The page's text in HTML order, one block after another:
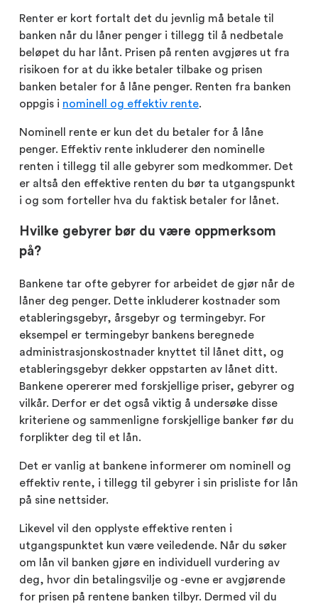
Renter er kort fortalt det du jevnlig må betale til
banken når du låner penger i tillegg til å nedbetale
beløpet du har lånt. Prisen på renten avgjøres ut fra
risikoen for at du ikke betaler tilbake og prisen
banken betaler for å låne penger. Renten fra banken
oppgis i nominell og effektiv rente.
Nominell rente er kun det du betaler for å låne
penger. Effektiv rente inkluderer den nominelle
renten i tillegg til alle gebyrer som medkommer. Det
er altså den effektive renten du bør ta utgangspunkt
i og som forteller hva du faktisk betaler for lånet.
Hvilke gebyrer bør du være oppmerksom
på?
Bankene tar ofte gebyrer for arbeidet de gjør når de
låner deg penger. Dette inkluderer kostnader som
etableringsgebyr, årsgebyr og termingebyr. For
eksempel er termingebyr bankens beregnede
administrasjonskostnader knyttet til lånet ditt, og
etableringsgebyr dekker oppstarten av lånet ditt.
Bankene opererer med forskjellige priser, gebyrer og
vilkår. Derfor er det også viktig å undersøke disse
kriteriene og sammenligne forskjellige banker før du
forplikter deg til et lån.
Det er vanlig at bankene informerer om nominell og
effektiv rente, i tillegg til gebyrer i sin prisliste for lån
på sine nettsider.
Likevel vil den opplyste effektive renten i
utgangspunktet kun være veiledende. Når du søker
om lån vil banken gjøre en individuell vurdering av
deg, hvor din betalingsvilje og -evne er avgjørende
for prisen på rentene banken tilbyr. Dermed vil du